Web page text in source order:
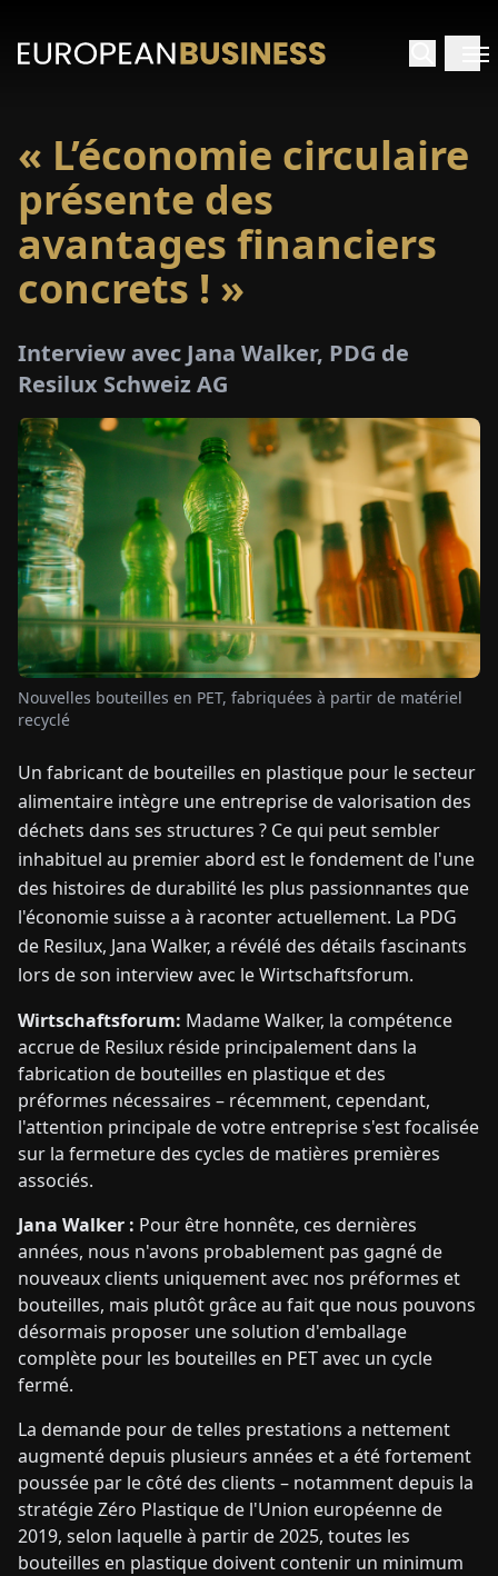
ENDE
NOUS
« L’économie circulaire
présente des
avantages financiers
concrets ! »
Interview avec Jana Walker, PDG de
Resilux Schweiz AG
Nouvelles bouteilles en PET, fabriquées à partir de matériel
recyclé
Un fabricant de bouteilles en plastique pour le secteur
alimentaire intègre une entreprise de valorisation des
déchets dans ses structures ? Ce qui peut sembler
inhabituel au premier abord est le fondement de l'une
des histoires de durabilité les plus passionnantes que
l'économie suisse a à raconter actuellement. La PDG
de Resilux, Jana Walker, a révélé des détails fascinants
lors de son interview avec le Wirtschaftsforum.
Wirtschaftsforum: Madame Walker, la compétence
accrue de Resilux réside principalement dans la
fabrication de bouteilles en plastique et des
préformes nécessaires – récemment, cependant,
l'attention principale de votre entreprise s'est focalisée
sur la fermeture des cycles de matières premières
associés.
Jana Walker : Pour être honnête, ces dernières
années, nous n'avons probablement pas gagné de
nouveaux clients uniquement avec nos préformes et
bouteilles, mais plutôt grâce au fait que nous pouvons
désormais proposer une solution d'emballage
complète pour les bouteilles en PET avec un cycle
fermé.
La demande pour de telles prestations a nettement
augmenté depuis plusieurs années et a été fortement
poussée par le côté des clients – notamment depuis la
stratégie Zéro Plastique de l'Union européenne de
2019, selon laquelle à partir de 2025, toutes les
bouteilles en plastique doivent contenir un minimum